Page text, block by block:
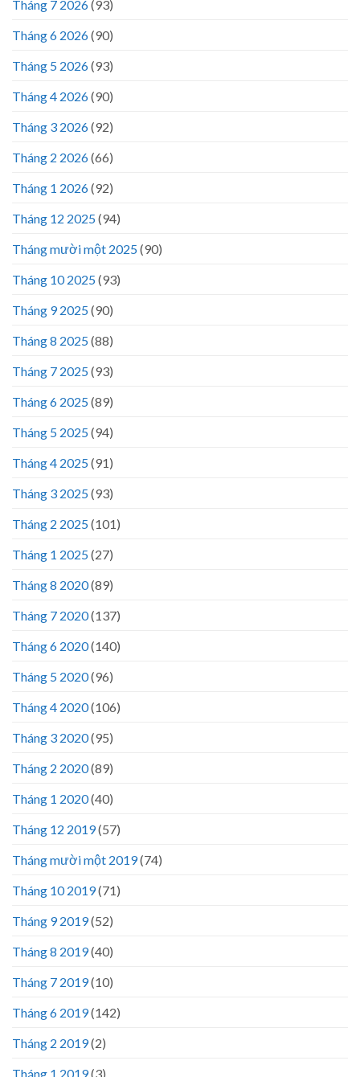
Tháng 7 2026(93)
Tháng 6 2026(90)
Tháng 5 2026(93)
Tháng 4 2026(90)
Tháng 3 2026(92)
Tháng 2 2026(66)
Tháng 1 2026(92)
Tháng 12 2025(94)
Tháng mười một 2025(90)
Tháng 10 2025(93)
Tháng 9 2025(90)
Tháng 8 2025(88)
Tháng 7 2025(93)
Tháng 6 2025(89)
Tháng 5 2025(94)
Tháng 4 2025(91)
Tháng 3 2025(93)
Tháng 2 2025(101)
Tháng 1 2025(27)
Tháng 8 2020(89)
Tháng 7 2020(137)
Tháng 6 2020(140)
Tháng 5 2020(96)
Tháng 4 2020(106)
Tháng 3 2020(95)
Tháng 2 2020(89)
Tháng 1 2020(40)
Tháng 12 2019(57)
Tháng mười một 2019(74)
Tháng 10 2019(71)
Tháng 9 2019(52)
Tháng 8 2019(40)
Tháng 7 2019(10)
Tháng 6 2019(142)
Tháng 2 2019(2)
Tháng 1 2019(3)